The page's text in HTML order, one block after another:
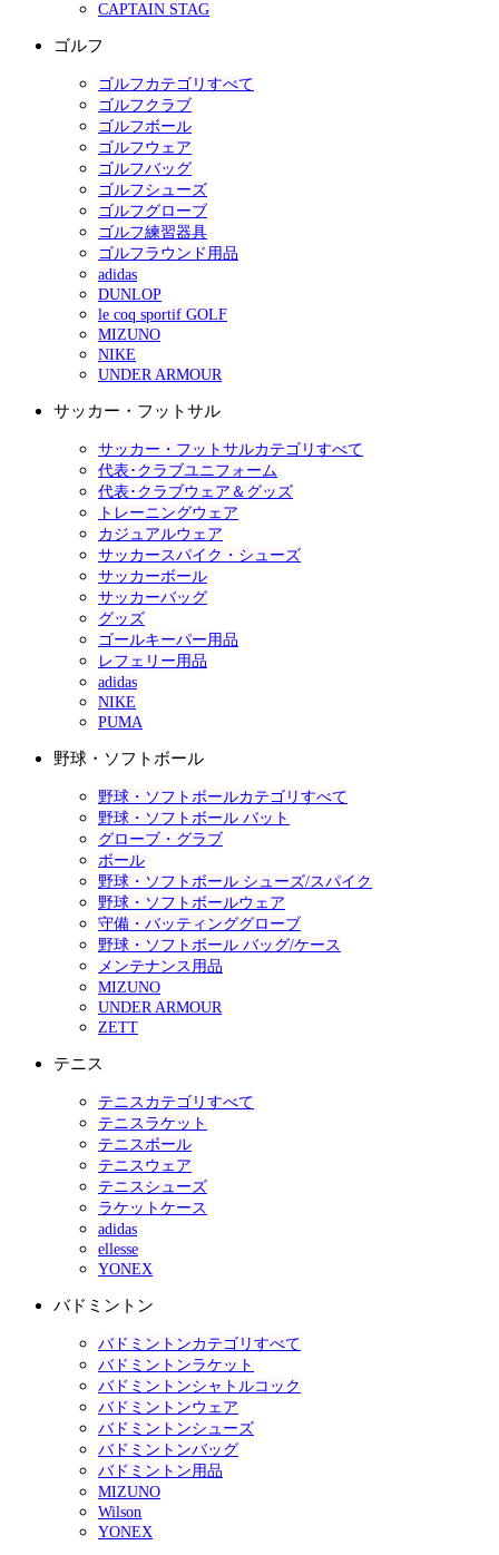
CAPTAIN STAG
ゴルフ
ゴルフカテゴリすべて
ゴルフクラブ
ゴルフボール
ゴルフウェア
ゴルフバッグ
ゴルフシューズ
ゴルフグローブ
ゴルフ練習器具
ゴルフラウンド用品
adidas
DUNLOP
le coq sportif GOLF
MIZUNO
NIKE
UNDER ARMOUR
サッカー・フットサル
サッカー・フットサルカテゴリすべて
代表･クラブユニフォーム
代表･クラブウェア＆グッズ
トレーニングウェア
カジュアルウェア
サッカースパイク・シューズ
サッカーボール
サッカーバッグ
グッズ
ゴールキーパー用品
レフェリー用品
adidas
NIKE
PUMA
野球・ソフトボール
野球・ソフトボールカテゴリすべて
野球・ソフトボール バット
グローブ・グラブ
ボール
野球・ソフトボール シューズ/スパイク
野球・ソフトボールウェア
守備・バッティンググローブ
野球・ソフトボール バッグ/ケース
メンテナンス用品
MIZUNO
UNDER ARMOUR
ZETT
テニス
テニスカテゴリすべて
テニスラケット
テニスボール
テニスウェア
テニスシューズ
ラケットケース
adidas
ellesse
YONEX
バドミントン
バドミントンカテゴリすべて
バドミントンラケット
バドミントンシャトルコック
バドミントンウェア
バドミントンシューズ
バドミントンバッグ
バドミントン用品
MIZUNO
Wilson
YONEX